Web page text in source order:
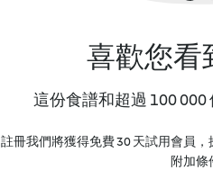
喜歡您看
這份食譜和超過 100 000
註冊我們將獲得免費 30 天試用會員
附加條